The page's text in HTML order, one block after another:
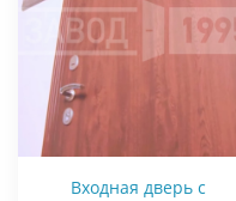
Входная дверь с